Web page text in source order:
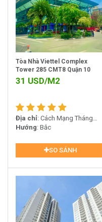
Tòa Nhà Viettel Complex
Tower 285 CMT8 Quận 10
31 USD/M2
Địa chỉ: Cách Mạng Tháng
Tám, Phường 12, Quận 10
Hướng : Bắc
SO SÁNH